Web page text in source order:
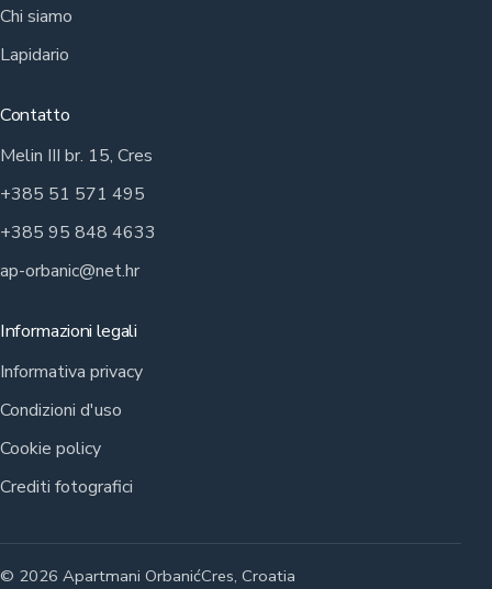
Chi siamo
Lapidario
Contatto
Melin III br. 15, Cres
+385 51 571 495
+385 95 848 4633
ap-orbanic@net.hr
Informazioni legali
Informativa privacy
Condizioni d'uso
Cookie policy
Crediti fotografici
© 2026 Apartmani OrbanićCres, Croatia